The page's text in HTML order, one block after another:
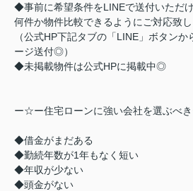
◆事前に希望条件をLINEで送付いただ
何件か物件比較できるようにご対応致
（公式HP下記タブの「LINE」ボタン
ージ送付◎）
◆未掲載物件は公式HPに掲載中◎
ー☆ー住宅ローンに強い会社を選ぶべ
◆借金がまだある
◆勤続年数が1年もなく短い
◆年収が少ない
◆頭金がない